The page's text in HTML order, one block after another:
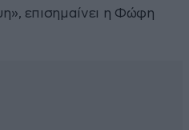
επισημαίνει η Φώφη